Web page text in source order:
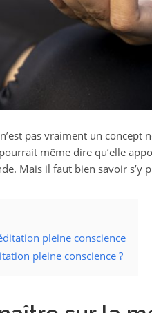
pas vraiment un concept
même dire qu’elle
Mais il faut bien savoir
pleine conscience
pleine conscience ?